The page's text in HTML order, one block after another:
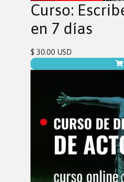
Curso:
en 7 días
$ 30.00 USD